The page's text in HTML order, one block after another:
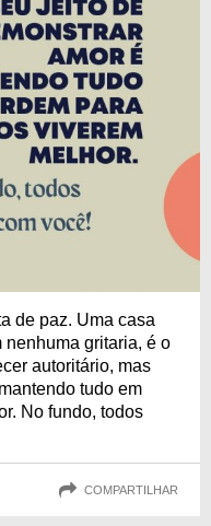
de paz. Uma casa
gritaria, é o
autoritário, mas
tudo em
No fundo, todos
COMPARTILHAR